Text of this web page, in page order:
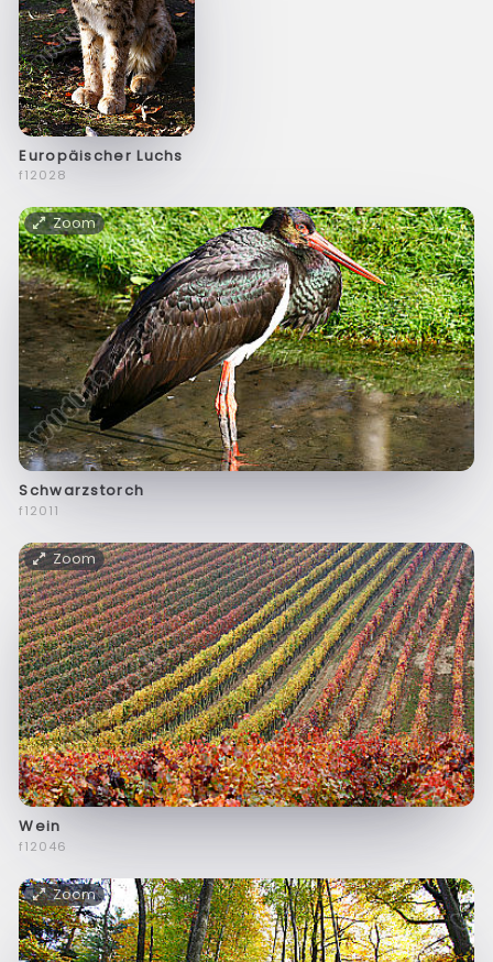
Europäischer Luchs
f12028
Zoom
Schwarzstorch
f12011
Zoom
Wein
f12046
Zoom